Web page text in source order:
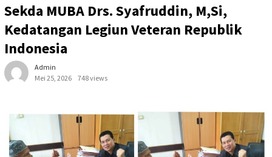
Sekda MUBA Drs. Syafruddin, M,Si,
Kedatangan Legiun Veteran Republik
Indonesia
Admin
Mei 25, 2026
748 views